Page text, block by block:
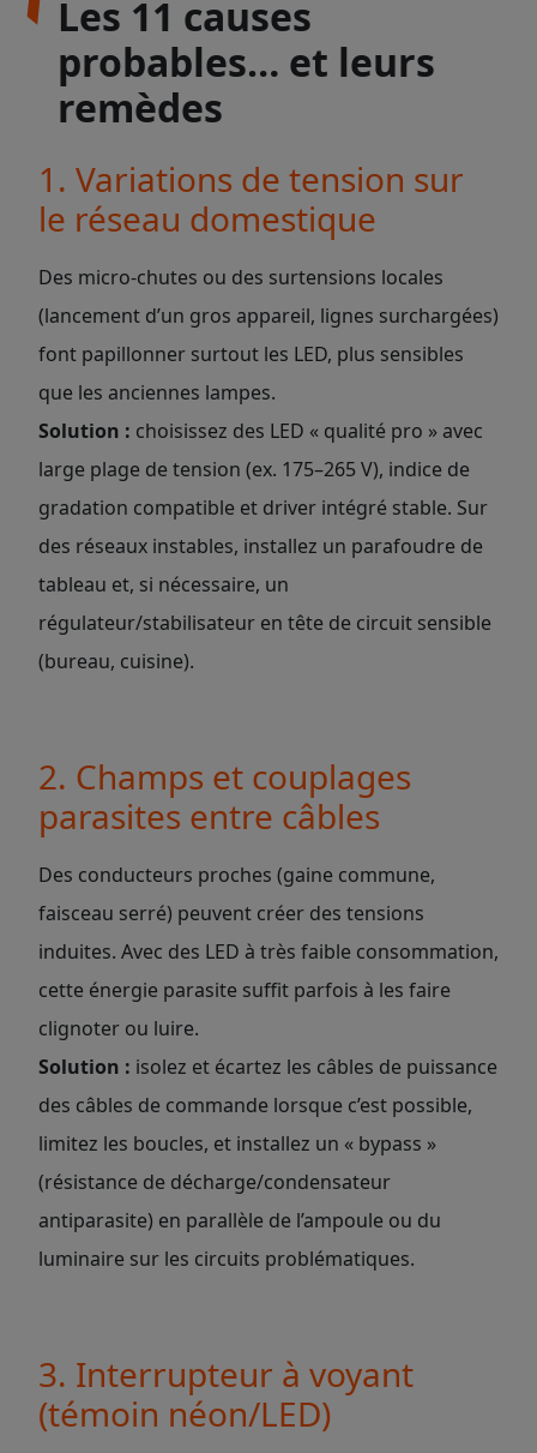
Les 11 causes
probables… et leurs
remèdes
1. Variations de tension sur
le réseau domestique
Des micro-chutes ou des surtensions locales
(lancement d’un gros appareil, lignes surchargées)
font papillonner surtout les LED, plus sensibles
que les anciennes lampes.
Solution : choisissez des LED « qualité pro » avec
large plage de tension (ex. 175–265 V), indice de
gradation compatible et driver intégré stable. Sur
des réseaux instables, installez un parafoudre de
tableau et, si nécessaire, un
régulateur/stabilisateur en tête de circuit sensible
(bureau, cuisine).
2. Champs et couplages
parasites entre câbles
Des conducteurs proches (gaine commune,
faisceau serré) peuvent créer des tensions
induites. Avec des LED à très faible consommation,
cette énergie parasite suffit parfois à les faire
clignoter ou luire.
Solution : isolez et écartez les câbles de puissance
des câbles de commande lorsque c’est possible,
limitez les boucles, et installez un « bypass »
(résistance de décharge/condensateur
antiparasite) en parallèle de l’ampoule ou du
luminaire sur les circuits problématiques.
3. Interrupteur à voyant
(témoin néon/LED)